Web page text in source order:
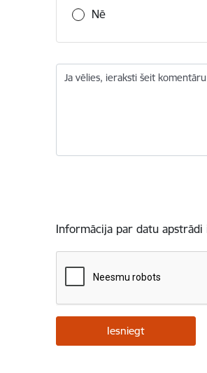
Nē
Ja vēlies, ieraksti šeit komentāru
Informācija par datu apstrādi